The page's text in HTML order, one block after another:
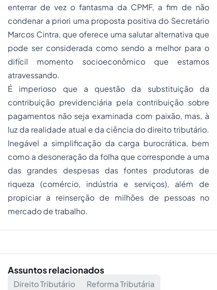
enterrar de vez o fantasma da CPMF, a fim de não
condenar a priori uma proposta positiva do Secretário
Marcos Cintra, que oferece uma salutar alternativa que
pode ser considerada como sendo a melhor para o
difícil momento socioeconômico que estamos
atravessando.
É imperioso que a questão da substituição da
contribuição previdenciária pela contribuição sobre
pagamentos não seja examinada com paixão, mas, à
luz da realidade atual e da ciência do direito tributário.
Inegável a simplificação da carga burocrática, bem
como a desoneração da folha que corresponde a uma
das grandes despesas das fontes produtoras de
riqueza (comércio, indústria e serviços), além de
propiciar a reinserção de milhões de pessoas no
mercado de trabalho.
Assuntos relacionados
Direito Tributário
Reforma Tributária